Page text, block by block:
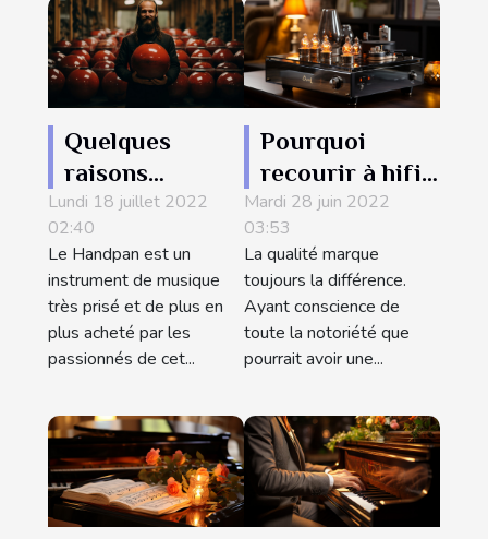
Quelques
raisons
d’acheter les
handpan
Lundi 18 juillet 2022
02:40
Le Handpan est un
instrument de musique
très prisé et de plus en
plus acheté par les
passionnés de cet...
Pourquoi
recourir à hifi
link pour vos
installations
musicales ?
Mardi 28 juin 2022
03:53
La qualité marque
toujours la différence.
Ayant conscience de
toute la notoriété que
pourrait avoir une...